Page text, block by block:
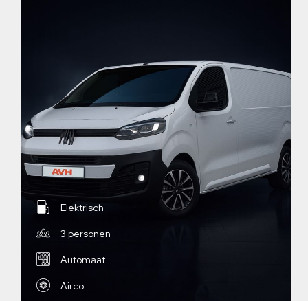
Elektrisch
3 personen
Automaat
Airco